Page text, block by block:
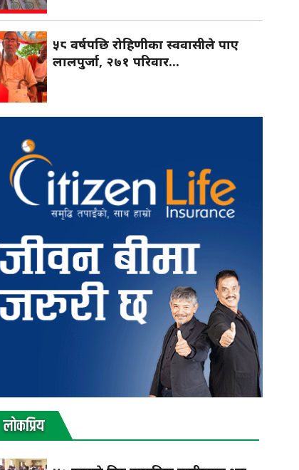
५८ वर्षपछि रोहिणीका स्ववासीले पाए
लालपुर्जा, २७१ परिवार...
लाेकप्रिय